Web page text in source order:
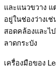
และแนวขวาง
อยู่ในช่องว่างเ
สอดคล้องและไ
ลาดกระบัง
เครื่องมือของ